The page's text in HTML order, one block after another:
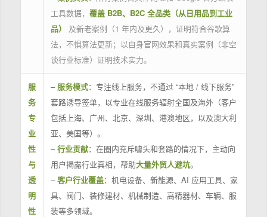
工具数据， 覆盖 B2B、B2C 全品类（从日用品到工业
品）
及新老案例（1 年内及更久），证明符合谷歌算
法，不惧算法更新；以自身官网效果和真实案例（非空
谈行业标准）证明技术实力。
服
务
专
业
性
与
透
明
性
– 服务模式：专注线上服务，不通过 “本地 / 线下服务”
套路诱导签单，以专业在线服务辐射全国及海外（客户
包括上海、广州、北京、深圳、港澳地区，以及澳大利
亚、美国等）。
–行业贡献：在圈内充斥噱头和套路的情况下，主动向
用户揭露行业真相，帮助大量外贸人避坑。
–客户行业覆盖：机电设备、新能源、AI 应用工具、家
具、阀门、装修建材、机械制造、高精器材、车辆、服
装等多领域。